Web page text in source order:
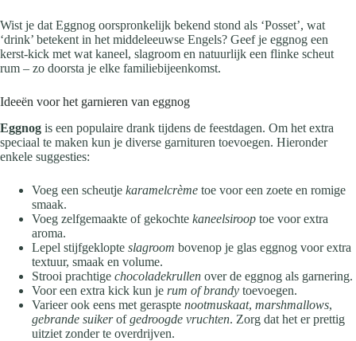
Wist je dat Eggnog oorspronkelijk bekend stond als ‘Posset’, wat
‘drink’ betekent in het middeleeuwse Engels? Geef je eggnog een
kerst-kick met wat kaneel, slagroom en natuurlijk een flinke scheut
rum – zo doorsta je elke familiebijeenkomst.
Ideeën voor het garnieren van eggnog
Eggnog is een populaire drank tijdens de feestdagen. Om het extra
speciaal te maken kun je diverse garnituren toevoegen. Hieronder
enkele suggesties:
Voeg een scheutje karamelcrème toe voor een zoete en romige
smaak.
Voeg zelfgemaakte of gekochte kaneelsiroop toe voor extra
aroma.
Lepel stijfgeklopte slagroom bovenop je glas eggnog voor extra
textuur, smaak en volume.
Strooi prachtige chocoladekrullen over de eggnog als garnering.
Voor een extra kick kun je rum of brandy toevoegen.
Varieer ook eens met geraspte nootmuskaat, marshmallows,
gebrande suikerofgedroogde vruchten. Zorg dat het er prettig
uitziet zonder te overdrijven.